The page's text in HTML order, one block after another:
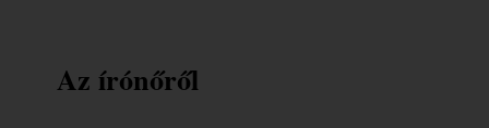
Az írónőről